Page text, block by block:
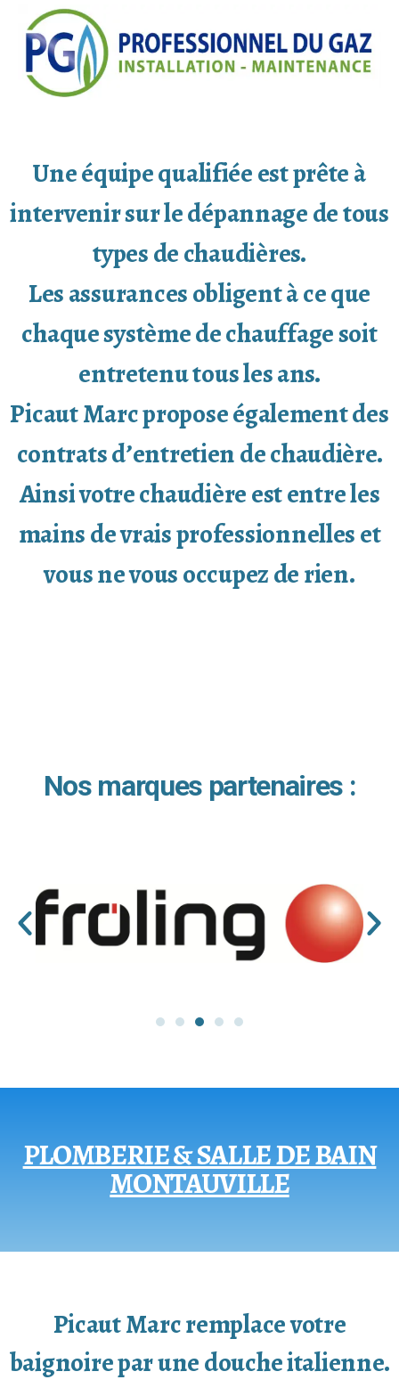
Une équipe qualifiée est prête à
intervenir sur le dépannage de tous
types de chaudières.
Les assurances obligent à ce que
chaque système de chauffage soit
entretenu tous les ans.
Picaut Marc propose également des
contrats d’entretien de chaudière.
Ainsi votre chaudière est entre les
mains de vrais professionnelles et
vous ne vous occupez de rien.
Nos marques partenaires :
PLOMBERIE & SALLE DE BAIN
MONTAUVILLE
Picaut Marc remplace votre
baignoire par une douche italienne.